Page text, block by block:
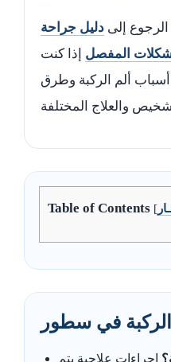
إلى دليل جراحة
المفصل إذا كنت
ألم الركبة وطرق
Table of Contents [
في سطور
إجراءات علاجية يتم